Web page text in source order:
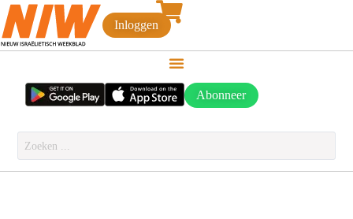
Inloggen
Abonneer